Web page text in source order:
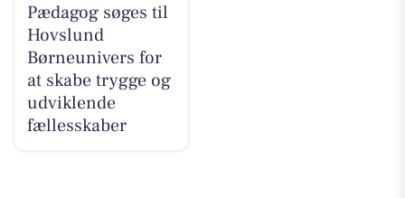
Pædagog søges til
Hovslund
Børneunivers for
at skabe trygge og
udviklende
fællesskaber